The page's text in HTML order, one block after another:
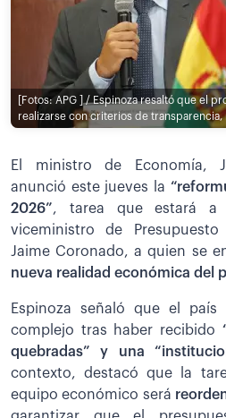
[Fotos: APG ] / Espinoza resaltó que el
realizarse con criterios de
El ministro de Economía,
anunció este jueves la
2026”, tarea que estará a
viceministro de
Jaime Coronado, a quien se
nueva realidad económica del
Espinoza señaló que el
complejo tras haber recibido
quebradas” y una
contexto, destacó que la
equipo económico será r